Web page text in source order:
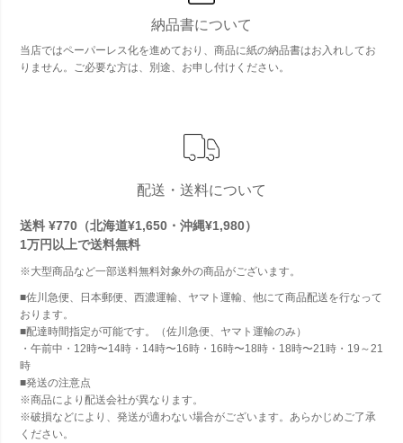
納品書について
当店ではペーパーレス化を進めており、商品に紙の納品書はお入れしてお
りません。ご必要な方は、別途、お申し付けください。
配送・送料について
送料 ¥770（北海道¥1,650・沖縄¥1,980）
1万円以上で送料無料
※大型商品など一部送料無料対象外の商品がございます。
■佐川急便、日本郵便、西濃運輸、ヤマト運輸、他にて商品配送を行なって
おります。
■配達時間指定が可能です。（佐川急便、ヤマト運輸のみ）
・午前中・12時〜14時・14時〜16時・16時〜18時・18時〜21時・19～21
時
■発送の注意点
※商品により配送会社が異なります。
※破損などにより、発送が適わない場合がございます。あらかじめご了承
ください。